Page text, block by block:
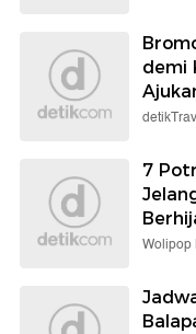
demi
7
Wolipop |